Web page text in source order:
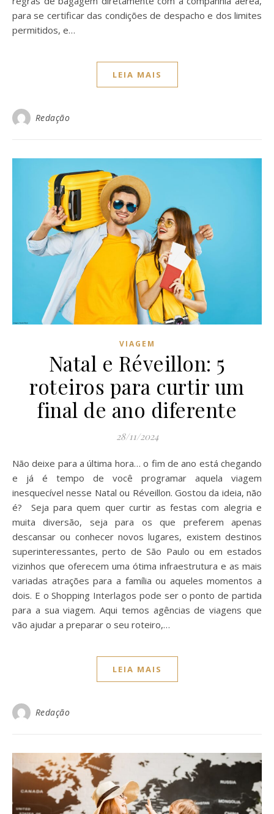
para se certificar das condições de despacho e dos limites
permitidos, e…
LEIA MAIS
Redação
VIAGEM
Natal e Réveillon: 5
roteiros para curtir um
final de ano diferente
28/11/2024
Não deixe para a última hora… o fim de ano está chegando
e já é tempo de você programar aquela viagem
inesquecível nesse Natal ou Réveillon. Gostou da ideia, não
é? Seja para quem quer curtir as festas com alegria e
muita diversão, seja para os que preferem apenas
descansar ou conhecer novos lugares, existem destinos
superinteressantes, perto de São Paulo ou em estados
vizinhos que oferecem uma ótima infraestrutura e as mais
variadas atrações para a família ou aqueles momentos a
dois. E o Shopping Interlagos pode ser o ponto de partida
para a sua viagem. Aqui temos agências de viagens que
vão ajudar a preparar o seu roteiro,…
LEIA MAIS
Redação